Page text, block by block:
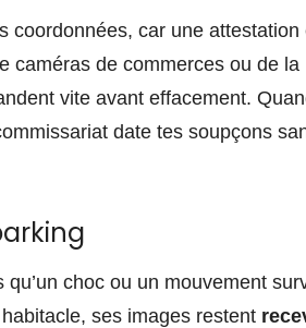
coordonnées, car une attestation
caméras de commerces ou de la
vite avant effacement.
date tes soupçons
choc ou un mouvement
ses images restent